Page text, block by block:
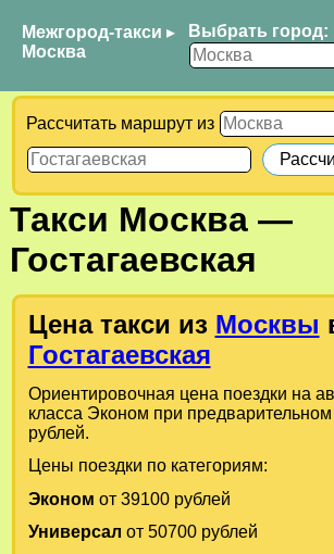
Межгород-такси ▸
Москва
Выбрать город:
Рассчитать маршрут из
Такси Москва—
Гостагаевская
Цена такси из Москвы
Гостагаевская
Ориентировочная цена поездки на
класса Эконом при предварительном
рублей.
Цены поездки по категориям:
Эконом от 39100 рублей
Универсал от 50700 рублей